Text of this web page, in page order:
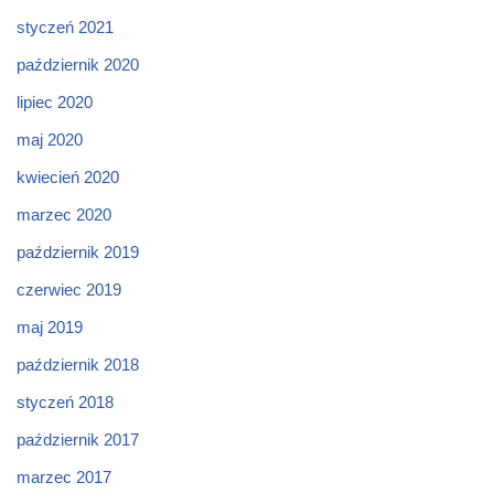
styczeń 2021
październik 2020
lipiec 2020
maj 2020
kwiecień 2020
marzec 2020
październik 2019
czerwiec 2019
maj 2019
październik 2018
styczeń 2018
październik 2017
marzec 2017